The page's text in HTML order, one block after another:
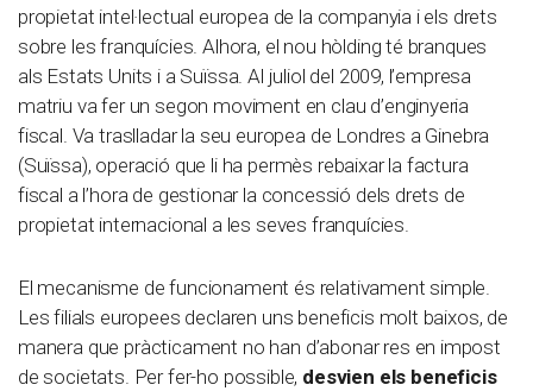
propietat intel·lectual europea de la companyia i els drets
sobre les franquícies. Alhora, el nou hòlding té branques
als Estats Units i a Suïssa. Al juliol del 2009, l’empresa
matriu va fer un segon moviment en clau d’enginyeria
fiscal. Va traslladar la seu europea de Londres a Ginebra
(Suïssa), operació que li ha permès rebaixar la factura
fiscal a l’hora de gestionar la concessió dels drets de
propietat internacional a les seves franquícies.
El mecanisme de funcionament és relativament simple.
Les filials europees declaren uns beneficis molt baixos, de
manera que pràcticament no han d’abonar res en impost
de societats. Per fer-ho possible, desvien els beneficis